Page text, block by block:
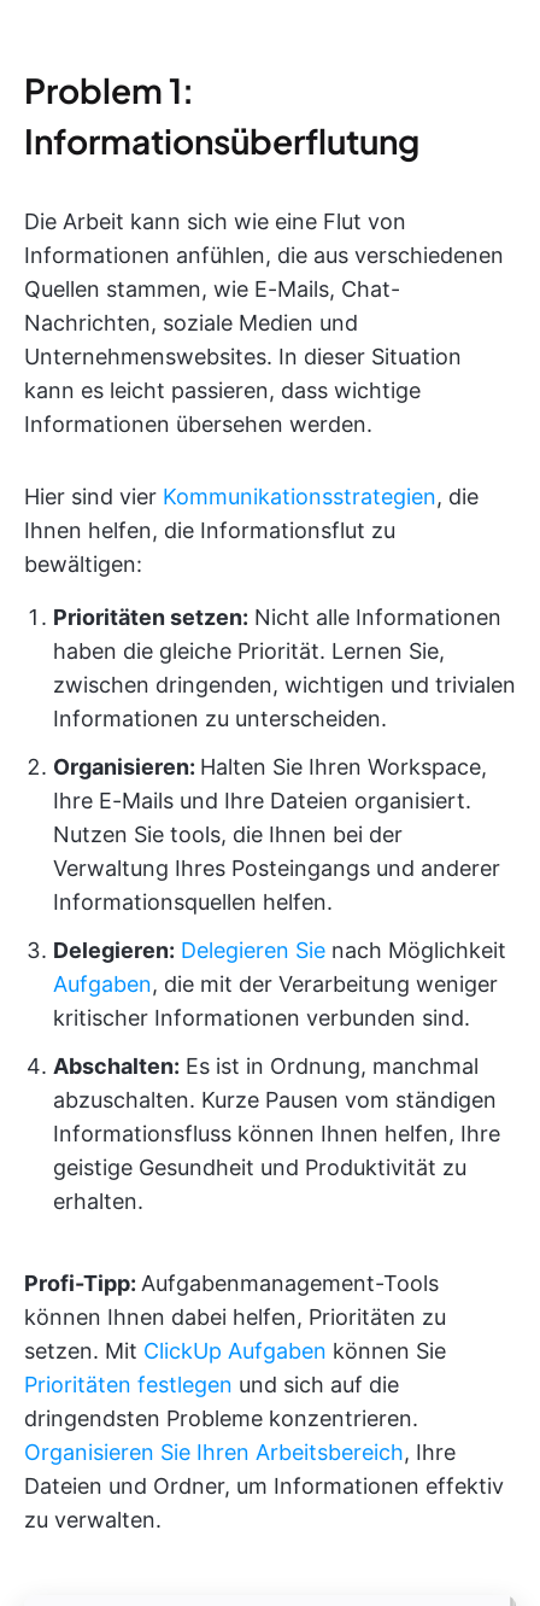
Problem 1:
Informationsüberflutung
Die Arbeit kann sich wie eine Flut von
Informationen anfühlen, die aus verschiedenen
Quellen stammen, wie E-Mails, Chat-
Nachrichten, soziale Medien und
Unternehmenswebsites. In dieser Situation
kann es leicht passieren, dass wichtige
Informationen übersehen werden.
Hier sind vier Kommunikationsstrategien, die
Ihnen helfen, die Informationsflut zu
bewältigen:
Prioritäten setzen: Nicht alle Informationen
haben die gleiche Priorität. Lernen Sie,
zwischen dringenden, wichtigen und trivialen
Informationen zu unterscheiden.
Organisieren: Halten Sie Ihren Workspace,
Ihre E-Mails und Ihre Dateien organisiert.
Nutzen Sie tools, die Ihnen bei der
Verwaltung Ihres Posteingangs und anderer
Informationsquellen helfen.
Delegieren: Delegieren Sie nach Möglichkeit
Aufgaben, die mit der Verarbeitung weniger
kritischer Informationen verbunden sind.
Abschalten: Es ist in Ordnung, manchmal
abzuschalten. Kurze Pausen vom ständigen
Informationsfluss können Ihnen helfen, Ihre
geistige Gesundheit und Produktivität zu
erhalten.
Profi-Tipp: Aufgabenmanagement-Tools
können Ihnen dabei helfen, Prioritäten zu
setzen. Mit ClickUp Aufgaben können Sie
Prioritäten festlegen und sich auf die
dringendsten Probleme konzentrieren.
Organisieren Sie Ihren Arbeitsbereich, Ihre
Dateien und Ordner, um Informationen effektiv
zu verwalten.